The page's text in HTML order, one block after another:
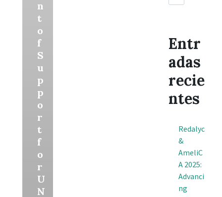
n
t
o
f
S
u
p
p
o
r
t
f
o
r
U
N
Entr
adas
recie
ntes
Redalyc
&
AmeliC
A 2025:
Advanci
ng